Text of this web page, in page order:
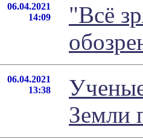
06.04.2021
14:09
"Всё
06.04.2021
13:38
Земли